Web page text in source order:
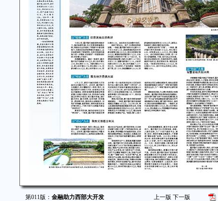
第011版： 金融助力西部大开发 上一版 下一版